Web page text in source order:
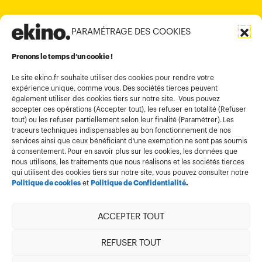
PARAMÉTRAGE DES COOKIES
Prenons le temps d’un cookie !
Le site ekino.fr souhaite utiliser des cookies pour rendre votre
expérience unique, comme vous. Des sociétés tierces peuvent
également utiliser des cookies tiers sur notre site. Vous pouvez
accepter ces opérations (Accepter tout), les refuser en totalité (Refuser
tout) ou les refuser partiellement selon leur finalité (Paramétrer). Les
traceurs techniques indispensables au bon fonctionnement de nos
services ainsi que ceux bénéficiant d’une exemption ne sont pas soumis
à consentement. Pour en savoir plus sur les cookies, les données que
nous utilisons, les traitements que nous réalisons et les sociétés tierces
qui utilisent des cookies tiers sur notre site, vous pouvez consulter notre
Politique de cookiesetPolitique de Confidentialité.
ACCEPTER TOUT
REFUSER TOUT
Informations légales
Conditions générales d’utilisation
Politique de confidentialité
Politique cookies
Gestion des cookies
Index égalité